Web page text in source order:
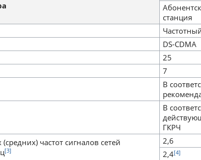
станция
DS-CDMA
25
7
В
В
ГКРЧ
частот сигналов сетей
[3]
2,6
2,4[4]